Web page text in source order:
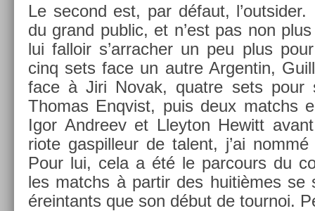
Le second est, par défaut,
du grand pub­lic, et n’est pas non
lui fal­loir s’ar­rach­er un peu plus
cinq sets face un autre Ar­gentin,
face à Jiri Novak, quat­re sets pour
Thomas En­qv­ist, puis deux matchs
Igor An­dreev et Lleyton Hewitt
riote gas­pilleur de talent, j’ai
Pour lui, cela a été le par­cours du
les matchs à par­tir des huitièmes se
ére­in­tants que son début de tour­noi.